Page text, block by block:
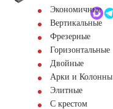
Обратный звонокЭкономичные
Вертикальные
Фрезерные
Горизонтальные
Двойные
Арки и Колонны
Элитные
С крестом